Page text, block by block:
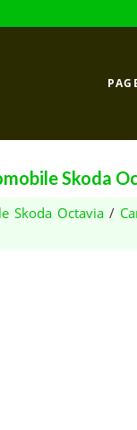
Skoda
Skoda Octavia /